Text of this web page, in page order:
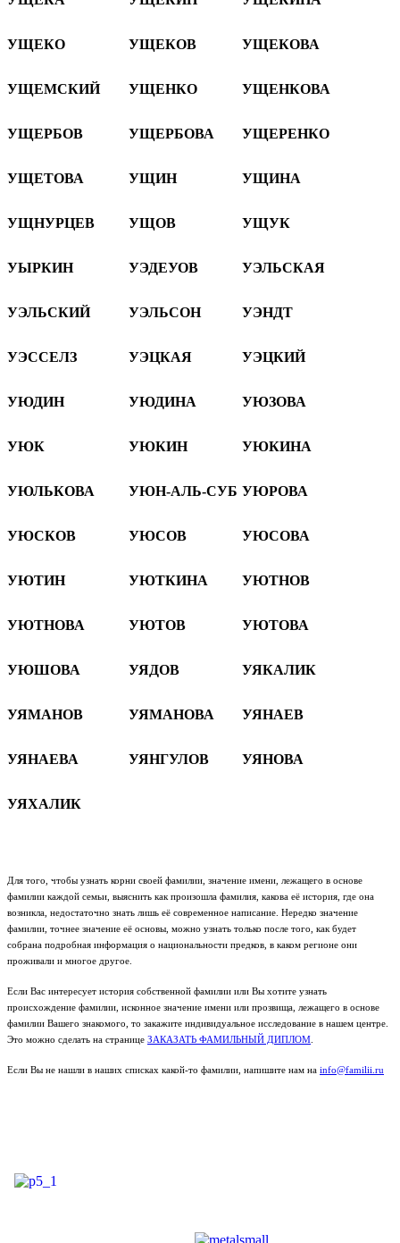
УЩЕКО УЩЕКОВ УЩЕКОВА
УЩЕМСКИЙ УЩЕНКО УЩЕНКОВА
УЩЕРБОВ УЩЕРБОВА УЩЕРЕНКО
УЩЕТОВА УЩИН УЩИНА
УЩНУРЦЕВ УЩОВ УЩУК
УЫРКИН УЭДЕУОВ УЭЛЬСКАЯ
УЭЛЬСКИЙ УЭЛЬСОН УЭНДТ
УЭССЕЛЗ УЭЦКАЯ УЭЦКИЙ
УЮДИН УЮДИНА УЮЗОВА
УЮК УЮКИН УЮКИНА
УЮЛЬКОВА УЮН-АЛЬ-СУБ УЮРОВА
УЮСКОВ УЮСОВ УЮСОВА
УЮТИН УЮТКИНА УЮТНОВ
УЮТНОВА УЮТОВ УЮТОВА
УЮШОВА УЯДОВ УЯКАЛИК
УЯМАНОВ УЯМАНОВА УЯНАЕВ
УЯНАЕВА УЯНГУЛОВ УЯНОВА
УЯХАЛИК
Для того, чтобы узнать корни своей фамилии, значение имени, лежащего в основе
фамилии каждой семьи, выяснить как произошла фамилия, какова её история, где она
возникла, недостаточно знать лишь её современное написание. Нередко значение
фамилии, точнее значение её основы, можно узнать только после того, как будет
собрана подробная информация о национальности предков, в каком регионе они
проживали и многое другое.
Если Вас интересует история собственной фамилии или Вы хотите узнать
происхождение фамилии, исконное значение имени или прозвища, лежащего в основе
фамилии Вашего знакомого, то закажите индивидуальное исследование в нашем центре.
Это можно сделать на странице ЗАКАЗАТЬ ФАМИЛЬНЫЙ ДИПЛОМ
Если Вы не нашли в наших списках какой-то фамилии, напишите нам на info@familii.ru